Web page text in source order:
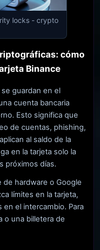
locks - crypto
cómo
Binance
guardan en el
cuenta bancaria
Esto significa que
de cuentas, phishing,
al saldo de la
en la tarjeta solo la
próximos días.
de hardware o Google
límites en la tarjeta,
el intercambio. Para
o una billetera de